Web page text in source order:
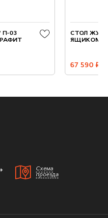
П-03
СТОЛ
ЯЩИКОМ);
67 590 руб.
Схема
проезда